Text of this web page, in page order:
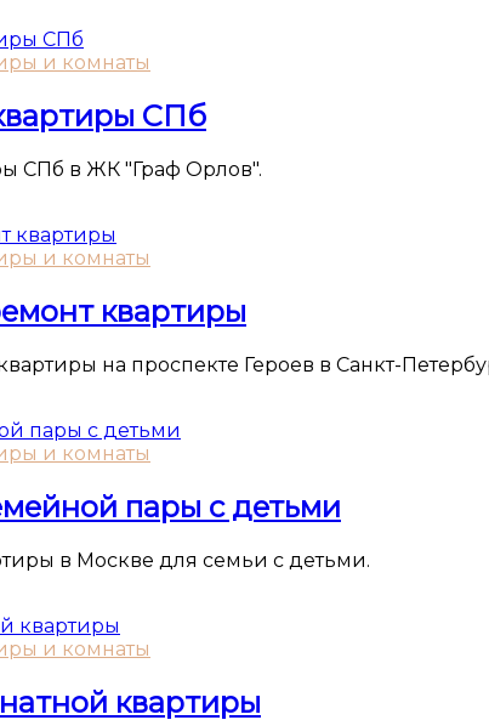
и комнаты
СПб
СПб в ЖК "Граф Орлов".
и комнаты
квартиры
на проспекте Героев в Санкт-
и комнаты
пары с детьми
в Москве для семьи с детьми.
и комнаты
квартиры